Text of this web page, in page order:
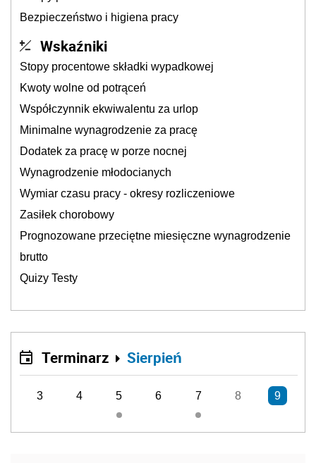
Bezpieczeństwo i higiena pracy
Wskaźniki
Stopy procentowe składki wypadkowej
Kwoty wolne od potrąceń
Współczynnik ekwiwalentu za urlop
Minimalne wynagrodzenie za pracę
Dodatek za pracę w porze nocnej
Wynagrodzenie młodocianych
Wymiar czasu pracy - okresy rozliczeniowe
Zasiłek chorobowy
Prognozowane przeciętne miesięczne wynagrodzenie
brutto
Quizy Testy
Terminarz Sierpień
3 4 5 6 7 8 9